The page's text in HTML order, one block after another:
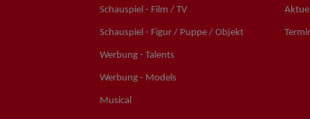
Schauspiel - Film / TV
Schauspiel - Figur / Puppe / Objekt
Werbung - Talents
Werbung - Models
Musical